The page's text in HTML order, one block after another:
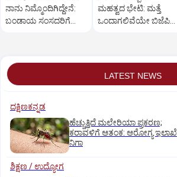
ನಾನು ನಿಮ್ಮೊಂದಿಗಿದ್ದೇನೆ:
ಬಂಡಾಯ ಸಂಸದರಿಗೆ
ಮಹತ್ವದ ಭೇಟಿ: ಮತ್ತೆ
ಒಂದಾಗಲಿವೆಯೇ ಬಿಜೆಪಿ–
LATEST NEWS
ದಕ್ಷಿಣಕನ್ನಡ
ಹೆಚ್ಚುತ್ತಿದೆ ಮಲೇರಿಯಾ ಪ್ರಕರಣ;
ಕರಾವಳಿಗೆ ಆತಂಕ: ಆರೋಗ್ಯ ಇಲಾಖೆ
ನಿಗಾ
ಶಿಕ್ಷಣ / ಉದ್ಯೋಗ